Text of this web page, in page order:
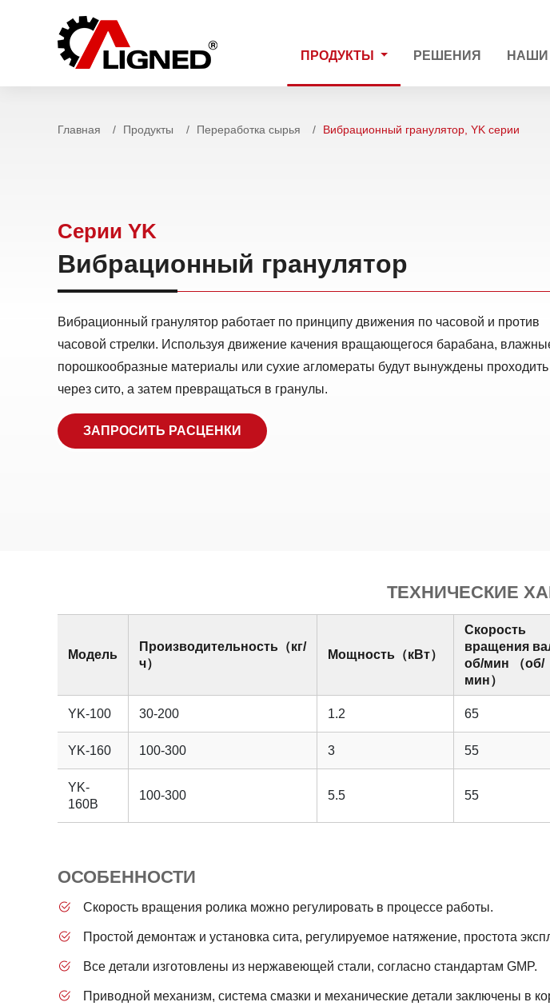
ПРОДУКТЫ РЕШЕНИЯ НАШИ
Главная Продукты Переработка сырья Вибрационный гранулятор, YK серии
Cерии YK
Вибрационный гранулятор
Вибрационный гранулятор работает по принципу движения по часовой и против
часовой стрелки. Используя движение качения вращающегося барабана,
порошкообразные материалы или сухие агломераты будут вынуждены проходить
через сито, а затем превращаться в гранулы.
ЗАПРОСИТЬ РАСЦЕНКИ
ТЕХНИЧЕСКИЕ
Модель
Производительность（кг/
ч）
Мощность（кВт）
Скорость
вращения
об/мин （об/
мин）
YK-100 30-200 1.2 65
YK-160 100-300 3 55
YK-
160B
100-300 5.5 55
ОСОБЕННОСТИ
Скорость вращения ролика можно регулировать в процессе работы.
Простой демонтаж и установка сита, регулируемое натяжение, простота
Все детали изготовлены из нержавеющей стали, согласно стандартам GMP.
Приводной механизм, система смазки и механические детали заключены в